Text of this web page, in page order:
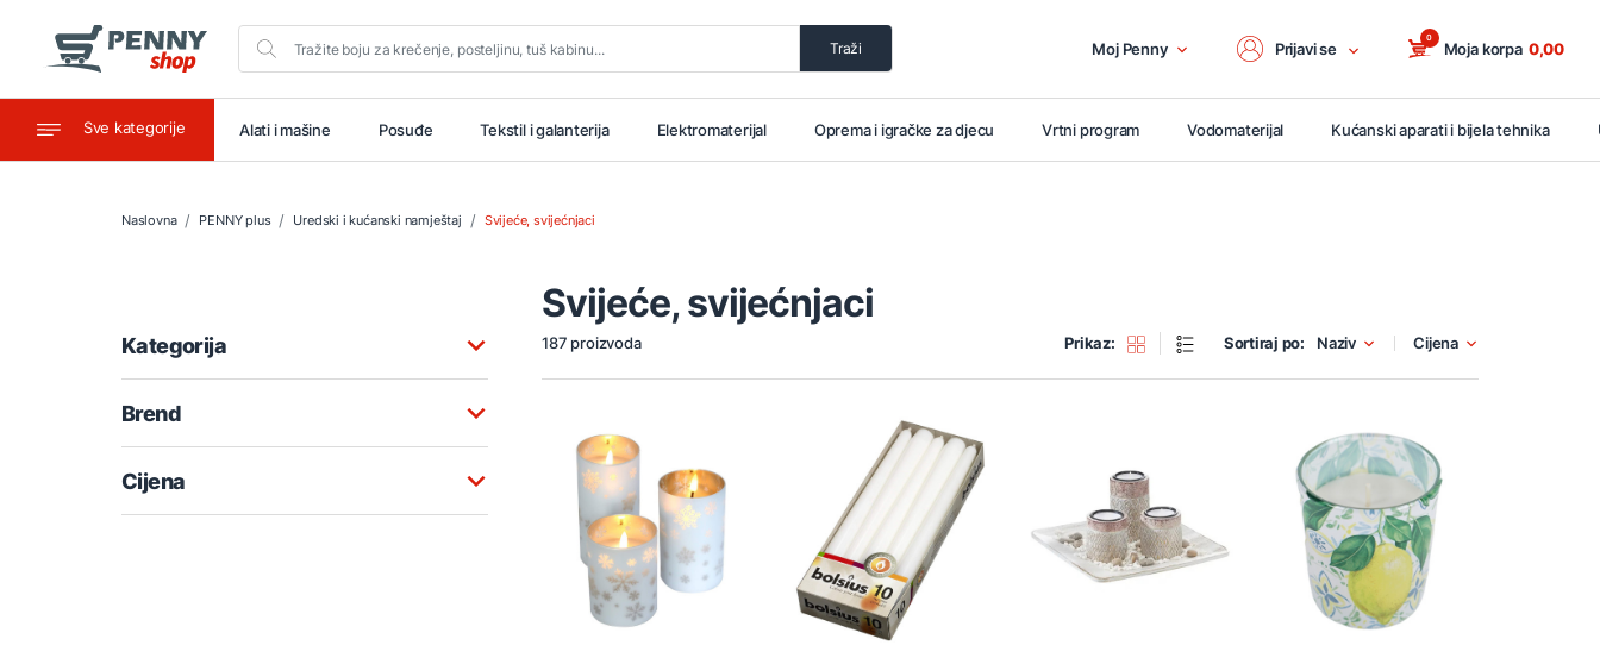
Traži Moj Penny Prijavi se Moja korpa
0
0,00
Sve kategorije
Ugostiteljstvo Alati i mašine Posuđe Tekstil i galanterija Elektromaterijal Oprema i igračke za djecu Vrtni program Vodomaterijal Kućanski aparati i bijela tehnika
Naslovna PENNY plus Uredski i kućanski namještaj Svijeće, svijećnjaci
Svijeće, svijećnjaci
187 proizvoda Prikaz: Sortiraj po: Naziv Cijena
Kategorija
Brend
Cijena